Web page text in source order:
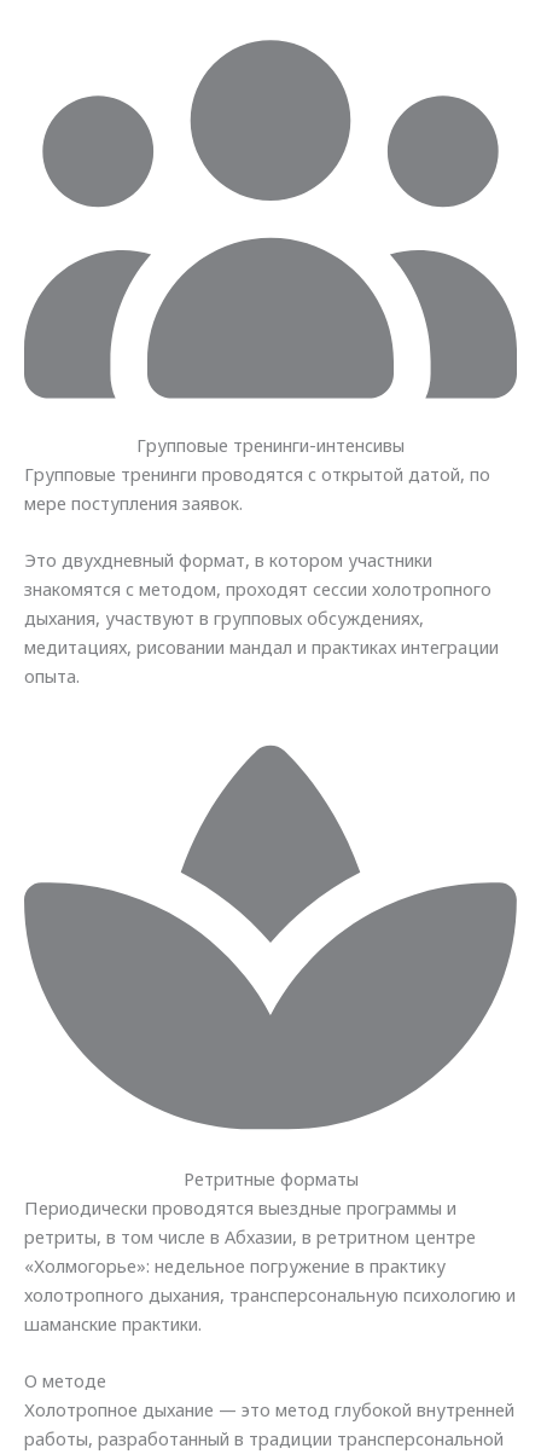
Групповые тренинги-интенсивы
Групповые тренинги проводятся с открытой датой, по
мере поступления заявок.
Это двухдневный формат, в котором участники
знакомятся с методом, проходят сессии холотропного
дыхания, участвуют в групповых обсуждениях,
медитациях, рисовании мандал и практиках интеграции
опыта.
Ретритные форматы
Периодически проводятся выездные программы и
ретриты, в том числе в Абхазии, в ретритном центре
«Холмогорье»: недельное погружение в практику
холотропного дыхания, трансперсональную психологию и
шаманские практики.
О методе
Холотропное дыхание — это метод глубокой внутренней
работы, разработанный в традиции трансперсональной